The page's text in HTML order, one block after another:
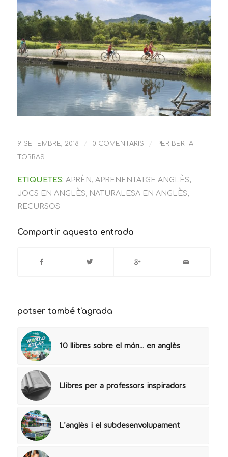
9 SETEMBRE, 2018 / 0 COMENTARIS / PER BERTA
TORRAS
ETIQUETES: APRÈN, APRENENTATGE ANGLÈS,
JOCS EN ANGLÈS, NATURALESA EN ANGLÈS,
RECURSOS
Compartir aquesta entrada
potser també t'agrada
10 llibres sobre el món... en anglès
Llibres per a professors inspiradors
L'anglès i el subdesenvolupament